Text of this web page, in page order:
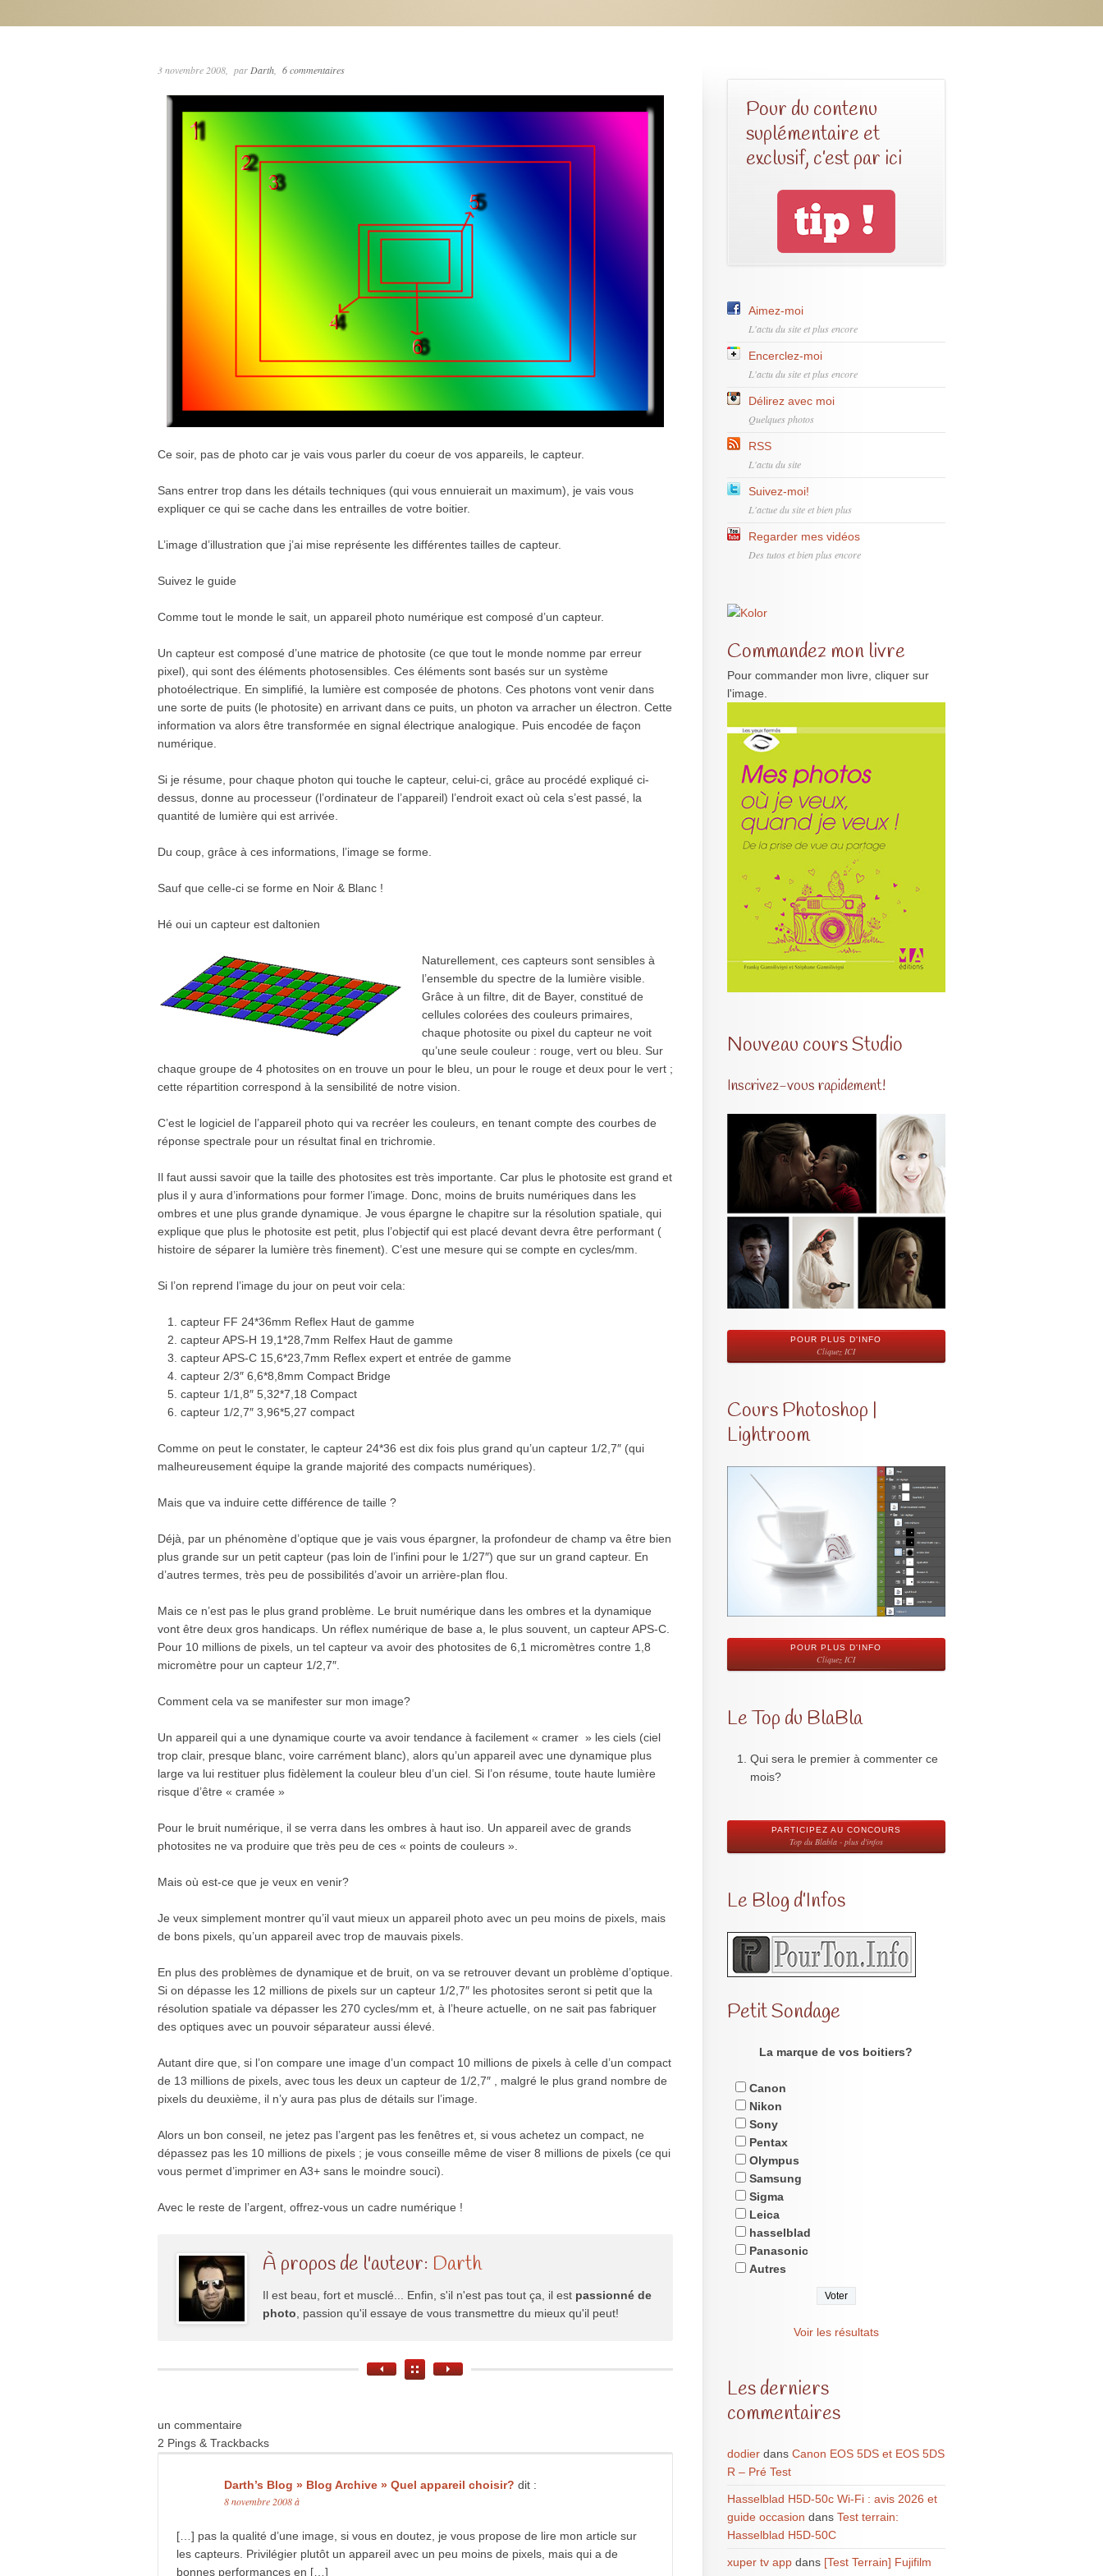
3 novembre 2008 par Darth 6 commentaires
Ce soir, pas de photo car je vais vous parler du coeur de vos appareils, le capteur.
Sans entrer trop dans les détails techniques (qui vous ennuierait un maximum), je vais vous
expliquer ce qui se cache dans les entrailles de votre boitier.
L’image d’illustration que j’ai mise représente les différentes tailles de capteur.
Suivez le guide
Comme tout le monde le sait, un appareil photo numérique est composé d’un capteur.
Un capteur est composé d’une matrice de photosite (ce que tout le monde nomme par erreur
pixel), qui sont des éléments photosensibles. Ces éléments sont basés sur un système
photoélectrique. En simplifié, la lumière est composée de photons. Ces photons vont venir dans
une sorte de puits (le photosite) en arrivant dans ce puits, un photon va arracher un électron. Cette
information va alors être transformée en signal électrique analogique. Puis encodée de façon
numérique.
Si je résume, pour chaque photon qui touche le capteur, celui-ci, grâce au procédé expliqué ci-
dessus, donne au processeur (l’ordinateur de l’appareil) l’endroit exact où cela s’est passé, la
quantité de lumière qui est arrivée.
Du coup, grâce à ces informations, l’image se forme.
Sauf que celle-ci se forme en Noir & Blanc !
Hé oui un capteur est daltonien
Naturellement, ces capteurs sont sensibles à
l’ensemble du spectre de la lumière visible.
Grâce à un filtre, dit de Bayer, constitué de
cellules colorées des couleurs primaires,
chaque photosite ou pixel du capteur ne voit
qu’une seule couleur : rouge, vert ou bleu. Sur
chaque groupe de 4 photosites on en trouve un pour le bleu, un pour le rouge et deux pour le vert ;
cette répartition correspond à la sensibilité de notre vision.
C’est le logiciel de l’appareil photo qui va recréer les couleurs, en tenant compte des courbes de
réponse spectrale pour un résultat final en trichromie.
Il faut aussi savoir que la taille des photosites est très importante. Car plus le photosite est grand et
plus il y aura d’informations pour former l’image. Donc, moins de bruits numériques dans les
ombres et une plus grande dynamique. Je vous épargne le chapitre sur la résolution spatiale, qui
explique que plus le photosite est petit, plus l’objectif qui est placé devant devra être performant (
histoire de séparer la lumière très finement). C’est une mesure qui se compte en cycles/mm.
Si l’on reprend l’image du jour on peut voir cela:
capteur FF 24*36mm Reflex Haut de gamme
capteur APS-H 19,1*28,7mm Relfex Haut de gamme
capteur APS-C 15,6*23,7mm Reflex expert et entrée de gamme
capteur 2/3″ 6,6*8,8mm Compact Bridge
capteur 1/1,8″ 5,32*7,18 Compact
capteur 1/2,7″ 3,96*5,27 compact
Comme on peut le constater, le capteur 24*36 est dix fois plus grand qu’un capteur 1/2,7″ (qui
malheureusement équipe la grande majorité des compacts numériques).
Mais que va induire cette différence de taille ?
Déjà, par un phénomène d’optique que je vais vous épargner, la profondeur de champ va être bien
plus grande sur un petit capteur (pas loin de l’infini pour le 1/27″) que sur un grand capteur. En
d’autres termes, très peu de possibilités d’avoir un arrière-plan flou.
Mais ce n’est pas le plus grand problème. Le bruit numérique dans les ombres et la dynamique
vont être deux gros handicaps. Un réflex numérique de base a, le plus souvent, un capteur APS-C.
Pour 10 millions de pixels, un tel capteur va avoir des photosites de 6,1 micromètres contre 1,8
micromètre pour un capteur 1/2,7″.
Comment cela va se manifester sur mon image?
Un appareil qui a une dynamique courte va avoir tendance à facilement « cramer » les ciels (ciel
trop clair, presque blanc, voire carrément blanc), alors qu’un appareil avec une dynamique plus
large va lui restituer plus fidèlement la couleur bleu d’un ciel. Si l’on résume, toute haute lumière
risque d’être « cramée »
Pour le bruit numérique, il se verra dans les ombres à haut iso. Un appareil avec de grands
photosites ne va produire que très peu de ces « points de couleurs ».
Mais où est-ce que je veux en venir?
Je veux simplement montrer qu’il vaut mieux un appareil photo avec un peu moins de pixels, mais
de bons pixels, qu’un appareil avec trop de mauvais pixels.
En plus des problèmes de dynamique et de bruit, on va se retrouver devant un problème d’optique.
Si on dépasse les 12 millions de pixels sur un capteur 1/2,7″ les photosites seront si petit que la
résolution spatiale va dépasser les 270 cycles/mm et, à l’heure actuelle, on ne sait pas fabriquer
des optiques avec un pouvoir séparateur aussi élevé.
Autant dire que, si l’on compare une image d’un compact 10 millions de pixels à celle d’un compact
de 13 millions de pixels, avec tous les deux un capteur de 1/2,7″ , malgré le plus grand nombre de
pixels du deuxième, il n’y aura pas plus de détails sur l’image.
Alors un bon conseil, ne jetez pas l’argent pas les fenêtres et, si vous achetez un compact, ne
dépassez pas les 10 millions de pixels ; je vous conseille même de viser 8 millions de pixels (ce qui
vous permet d’imprimer en A3+ sans le moindre souci).
Avec le reste de l’argent, offrez-vous un cadre numérique !
À propos de l'auteur: Darth
Il est beau, fort et musclé... Enfin, s'il n'est pas tout ça, il est passionné de
photo , passion qu'il essaye de vous transmettre du mieux qu'il peut!
un commentaire
2 Pings & Trackbacks
Darth’s Blog » Blog Archive » Quel appareil choisir? dit :
8 novembre 2008 à
[…] pas la qualité d’une image, si vous en doutez, je vous propose de lire mon article sur
les capteurs. Privilégier plutôt un appareil avec un peu moins de pixels, mais qui a de
bonnes performances en […]
Pour du contenu
suplémentaire et
exclusif, c’est par ici
Aimez-moi
L'actu du site et plus encore
Encerclez-moi
L'actu du site et plus encore
Délirez avec moi
Quelques photos
RSS
L'actu du site
Suivez-moi!
L'actue du site et bien plus
Regarder mes vidéos
Des tutos et bien plus encore
Commandez mon livre
Pour commander mon livre, cliquer sur
l'image.
Nouveau cours Studio
Inscrivez-vous rapidement!
POUR PLUS D'INFO
Cliquez ICI
Cours Photoshop |
Lightroom
POUR PLUS D'INFO
Cliquez ICI
Le Top du BlaBla
Qui sera le premier à commenter ce
mois?
PARTICIPEZ AU CONCOURS
Top du Blabla - plus d'infos
Le Blog d’Infos
Petit Sondage
La marque de vos boitiers?
Canon
Nikon
Sony
Pentax
Olympus
Samsung
Sigma
Leica
hasselblad
Panasonic
Autres
Voir les résultats
Les derniers
commentaires
dodierdans Canon EOS 5DS et EOS 5DS
R – Pré Test
Hasselblad H5D-50c Wi-Fi : avis 2026 et
guide occasion dans Test terrain:
Hasselblad H5D-50C
xuper tv appdans [Test Terrain] Fujifilm